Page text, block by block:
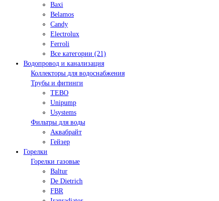
Baxi
Belamos
Candy
Electrolux
Ferroli
Все категории (21)
Водопровод и канализация
Коллекторы для водоснабжения
Трубы и фитинги
TEBO
Unipump
Usystems
Фильтры для воды
Аквабрайт
Гейзер
Горелки
Горелки газовые
Baltur
De Dietrich
FBR